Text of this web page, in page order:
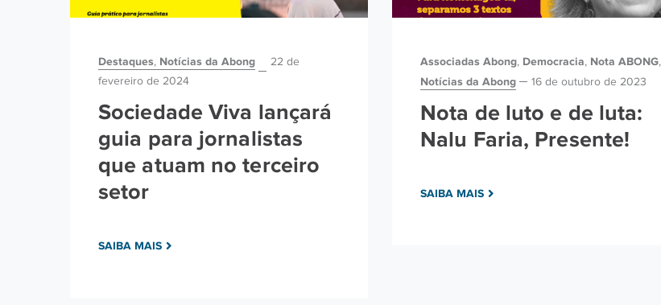
Destaques, Notícias da Abong
22 de
fevereiro de 2024
Sociedade Viva lançará
guia para jornalistas
que atuam no terceiro
setor
SAIBA MAIS
Associadas Abong, Democracia, Nota ABONG,
Notícias da Abong 16 de outubro de 2023
Nota de luto e de luta:
Nalu Faria, Presente!
SAIBA MAIS